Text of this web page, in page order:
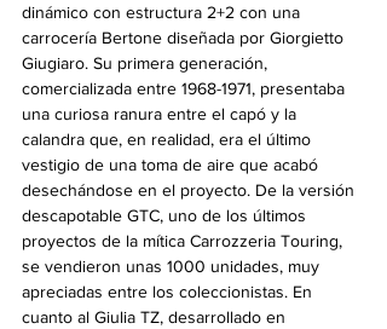
dinámico con estructura 2+2 con una
carrocería Bertone diseñada por Giorgietto
Giugiaro. Su primera generación,
comercializada entre 1968-1971, presentaba
una curiosa ranura entre el capó y la
calandra que, en realidad, era el último
vestigio de una toma de aire que acabó
desechándose en el proyecto. De la versión
descapotable GTC, uno de los últimos
proyectos de la mítica Carrozzeria Touring,
se vendieron unas 1000 unidades, muy
apreciadas entre los coleccionistas. En
cuanto al Giulia TZ, desarrollado en